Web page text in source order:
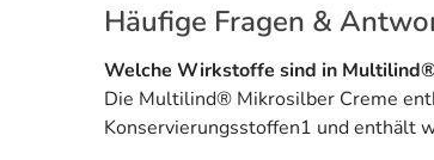
Häufige Fragen &
Welche Wirkstoffe sind in
Die Multilind® Mikrosilber Creme
Konservierungsstoffen1 und enthält